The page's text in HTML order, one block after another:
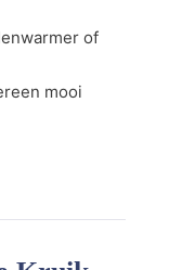
of
mooi